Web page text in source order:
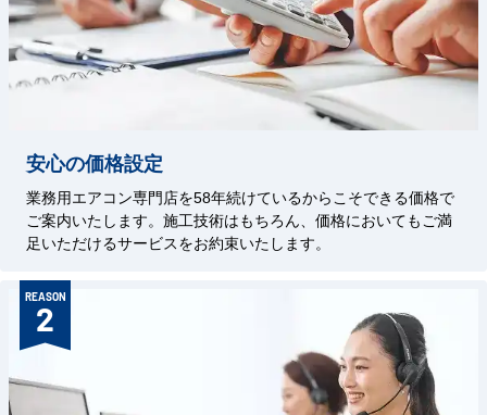
安心の価格設定
業務用エアコン専門店を58年続けているからこそできる価格で
ご案内いたします。施工技術はもちろん、価格においてもご満
足いただけるサービスをお約束いたします。
REASON
2